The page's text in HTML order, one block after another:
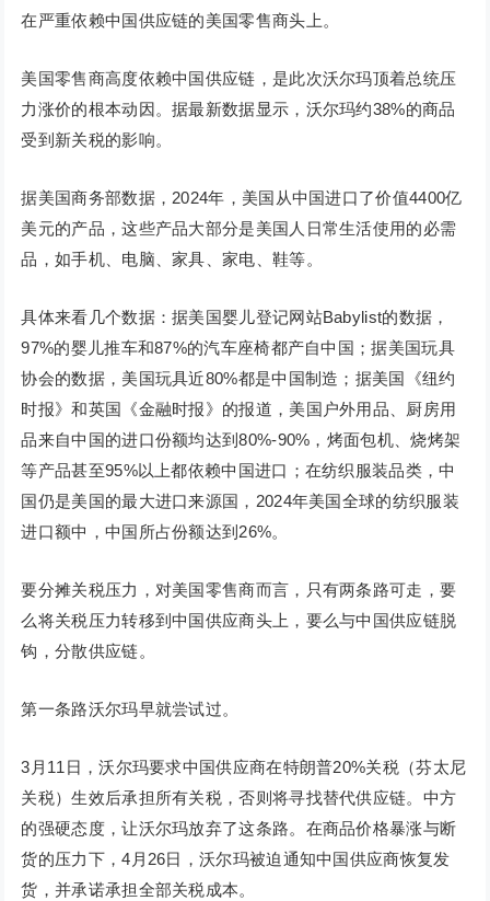
在严重依赖中国供应链的美国零售商头上。
美国零售商高度依赖中国供应链，是此次沃尔玛顶着总统压
力涨价的根本动因。据最新数据显示，沃尔玛约38%的商品
受到新关税的影响。
据美国商务部数据，2024年，美国从中国进口了价值4400亿
美元的产品，这些产品大部分是美国人日常生活使用的必需
品，如手机、电脑、家具、家电、鞋等。
具体来看几个数据：据美国婴儿登记网站Babylist的数据，
97%的婴儿推车和87%的汽车座椅都产自中国；据美国玩具
协会的数据，美国玩具近80%都是中国制造；据美国《纽约
时报》和英国《金融时报》的报道，美国户外用品、厨房用
品来自中国的进口份额均达到80%-90%，烤面包机、烧烤架
等产品甚至95%以上都依赖中国进口；在纺织服装品类，中
国仍是美国的最大进口来源国，2024年美国全球的纺织服装
进口额中，中国所占份额达到26%。
要分摊关税压力，对美国零售商而言，只有两条路可走，要
么将关税压力转移到中国供应商头上，要么与中国供应链脱
钩，分散供应链。
第一条路沃尔玛早就尝试过。
3月11日，沃尔玛要求中国供应商在特朗普20%关税（芬太尼
关税）生效后承担所有关税，否则将寻找替代供应链。中方
的强硬态度，让沃尔玛放弃了这条路。在商品价格暴涨与断
货的压力下，4月26日，沃尔玛被迫通知中国供应商恢复发
货，并承诺承担全部关税成本。